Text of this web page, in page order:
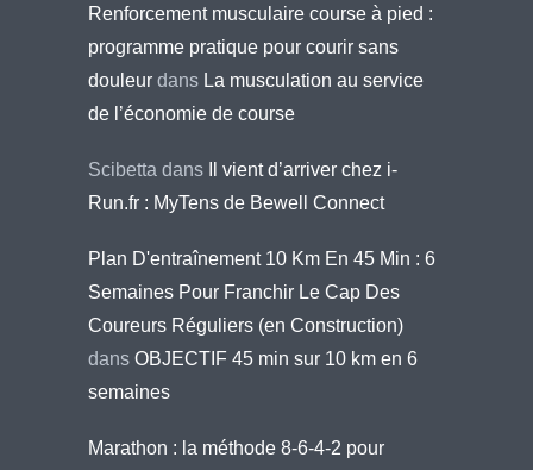
Renforcement musculaire course à pied :
programme pratique pour courir sans
douleur dans La musculation au service
de l’économie de course
Scibetta dans
Il vient d’arriver chez i-
Run.fr : MyTens de Bewell Connect
Plan D'entraînement 10 Km En 45 Min : 6
Semaines Pour Franchir Le Cap Des
Coureurs Réguliers (en Construction)
dans OBJECTIF 45 min sur 10 km en 6
semaines
Marathon : la méthode 8-6-4-2 pour